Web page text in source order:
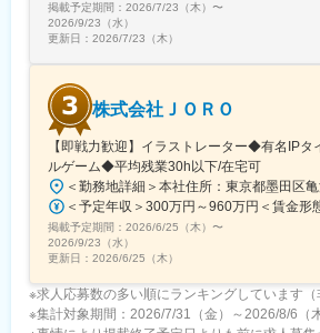
掲載予定期間： 2026/7/23（木） 〜
2026/9/23（水）
更新日： 2026/7/23（木）
株式会社ＪＯＲＯ
【即戦力歓迎】イラストレーター◆有名IPタ
ルゲーム◆平均残業30h以下/在宅可
掲載予定期間： 2026/6/25（木） 〜
2026/9/23（水）
更新日： 2026/6/25（木）
※求人応募数の多い順にランキングしています（
※集計対象期間：2026/7/31（金）～2026/8/6（木